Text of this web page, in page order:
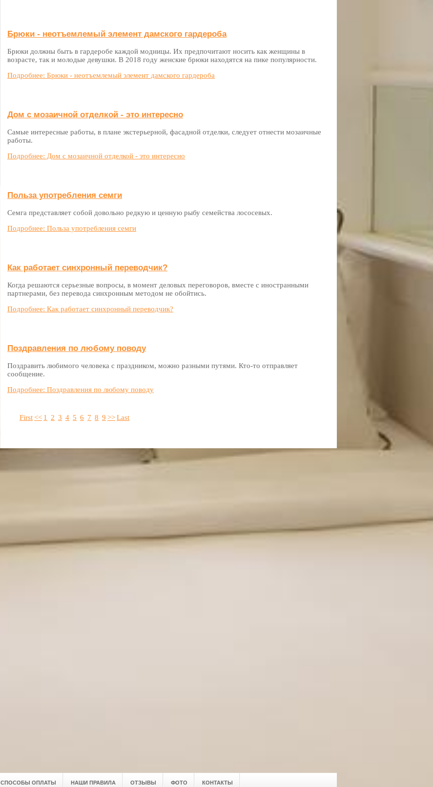
Брюки - неотъемлемый элемент дамского гардероба
Брюки должны быть в гардеробе каждой модницы. Их предпочитают носить как женщины в
возрасте, так и молодые девушки. В 2018 году женские брюки находятся на пике популярности.
Подробнее: Брюки - неотъемлемый элемент дамского гардероба
Дом с мозаичной отделкой - это интересно
Самые интересные работы, в плане экстерьерной, фасадной отделки, следует отнести мозаичные
работы.
Подробнее: Дом с мозаичной отделкой - это интересно
Польза употребления семги
Семга представляет собой довольно редкую и ценную рыбу семейства лососевых.
Подробнее: Польза употребления семги
Как работает синхронный переводчик?
Когда решаются серьезные вопросы, в момент деловых переговоров, вместе с иностранными
партнерами, без перевода синхронным методом не обойтись.
Подробнее: Как работает синхронный переводчик?
Поздравления по любому поводу
Поздравить любимого человека с праздником, можно разными путями. Кто-то отправляет
сообщение.
Подробнее: Поздравления по любому поводу
First<< 1 2 3 4 5 6 7 8 9 >>Last
СПОСОБЫ ОПЛАТЫ НАШИ ПРАВИЛА ОТЗЫВЫ ФОТО КОНТАКТЫ